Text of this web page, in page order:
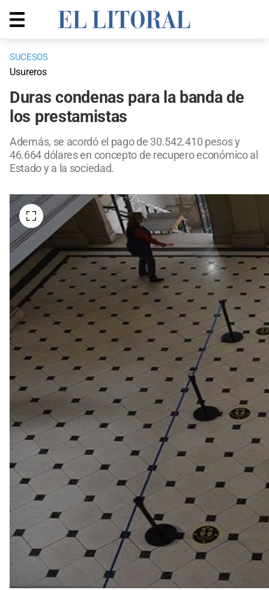
SUCESOS
Usureros
Duras condenas para la banda de
los prestamistas
Además, se acordó el pago de 30.542.410 pesos y
46.664 dólares en concepto de recupero económico al
Estado y a la sociedad.